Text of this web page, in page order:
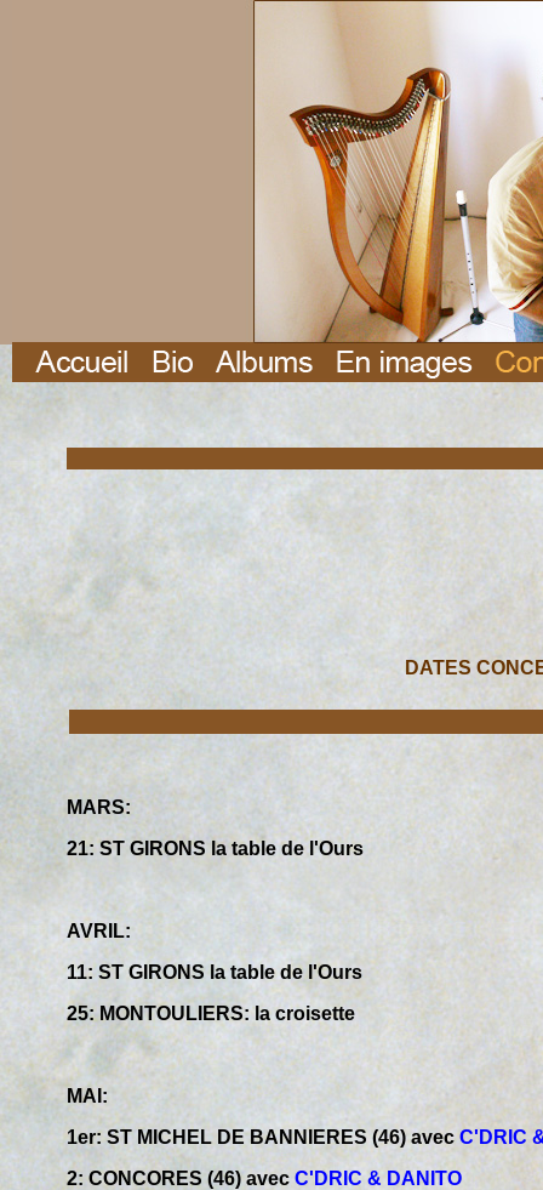
DATES
MARS:
21: ST GIRONS la table de l'Ours
AVRIL:
11: ST GIRONS la table de l'Ours
25: MONTOULIERS: la croisette
MAI:
1er: ST MICHEL DE BANNIERES (46) avecC'DRIC
2: CONCORES (46) avec C'DRIC & DANITO